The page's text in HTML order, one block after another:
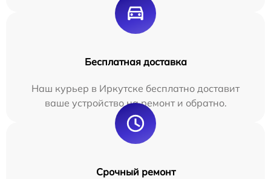
Бесплатная доставка
Наш курьер в Иркутске бесплатно доставит
ваше устройство на ремонт и обратно.
Срочный ремонт